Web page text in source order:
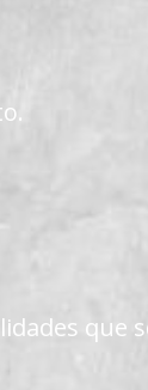
que